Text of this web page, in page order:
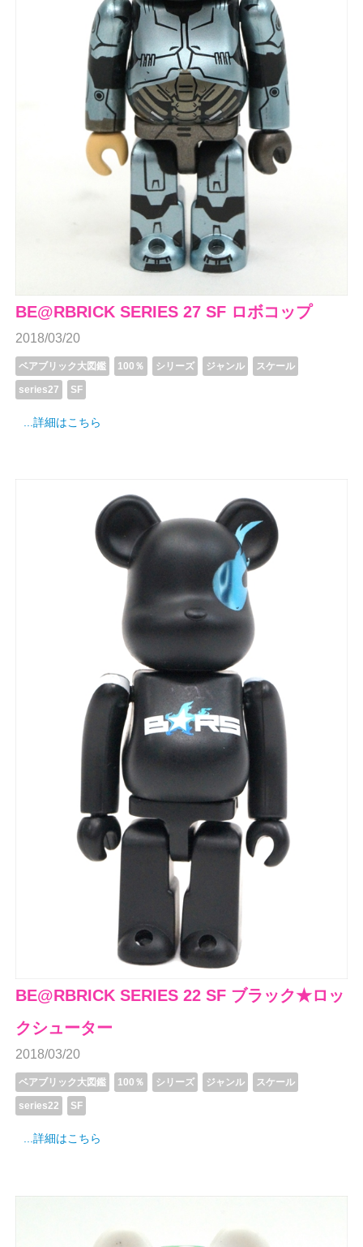
BE@RBRICK SERIES 27 SF ロボコップ
2018/03/20
ベアブリック大図鑑 100％ シリーズ ジャンル スケール
series27 SF
...詳細はこちら
BE@RBRICK SERIES 22 SF ブラック★ロッ
クシューター
2018/03/20
ベアブリック大図鑑 100％ シリーズ ジャンル スケール
series22 SF
...詳細はこちら